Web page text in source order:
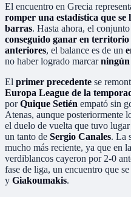
El encuentro en Grecia
romper una estadística que se
barras. Hasta ahora, el
conseguido ganar en territorio
anteriores, el balance es de un
no haber logrado marcarningún
El primer precedente se
Europa League de la
porQuique Setién empató sin
Atenas, aunque posteriormente
el duelo de vuelta que tuvo lugar
un tanto de Sergio Canales. La
mucho más reciente, ya que en
verdiblancos cayeron por 2-0
fase de liga, un encuentro que
y Giakoumakis.